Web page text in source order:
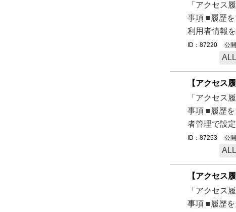
「アクセス
事項 ■履歴
利用者情報
ID：87220
公
ALL
【アクセス
「アクセス
事項 ■履歴
者管理で設
ID：87253
公
ALL
【アクセス
「アクセス
事項 ■履歴